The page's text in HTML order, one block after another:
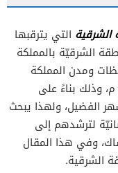
التي يترقبها
الشرقيّة بالمملكة
ومدن المملكة
الإمساكيّات الرمضانيّة لعام 1446 هـ/2025 م، وذلك بناءً على
الفضيل، ولهذا يبحث
لترشدهم إلى
وفي هذا المقال